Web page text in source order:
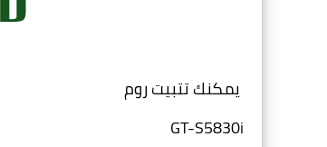
يمكنك تتبيت روم
GT-S5830i